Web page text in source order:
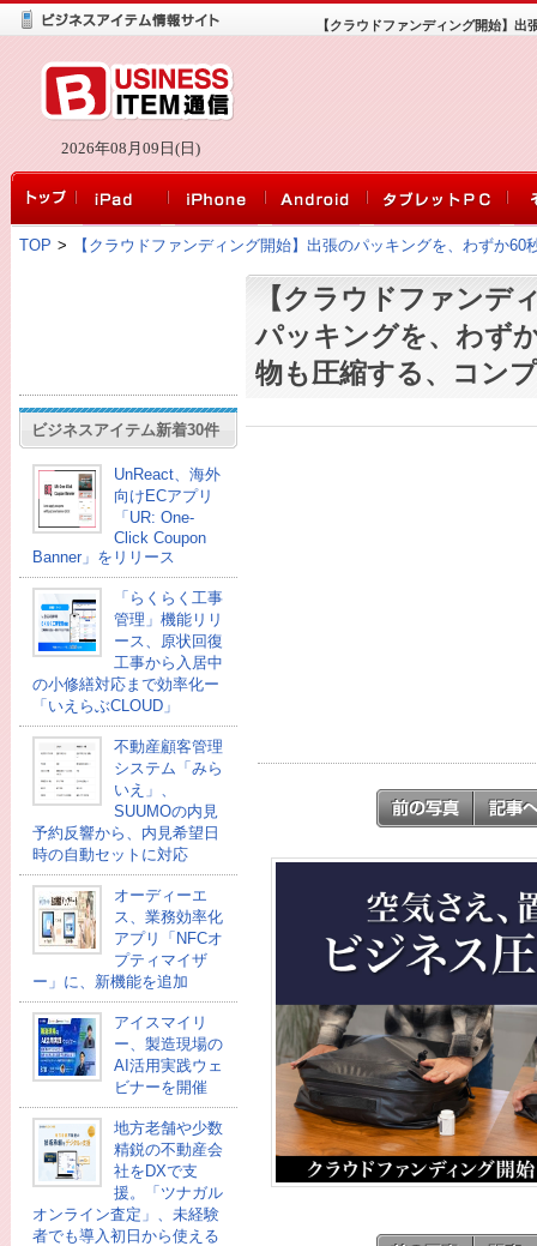
2026年08月09日(日)
【クラウドファンディング開始】
TOP > 【クラウドファンディング開始】出張のパッキングを、わずか
ビジネスアイテム新着30件
UnReact、海外
向けECアプリ
「UR: One-
Click Coupon
Banner」をリリース
「らくらく工事
管理」機能リリ
ース、原状回復
工事から入居中
の小修繕対応まで効率化ー
「いえらぶCLOUD」
不動産顧客管理
システム「みら
いえ」、
SUUMOの内見
予約反響から、内見希望日
時の自動セットに対応
オーディーエ
ス、業務効率化
アプリ「NFCオ
プティマイザ
ー」に、新機能を追加
アイスマイリ
ー、製造現場の
AI活用実践ウェ
ビナーを開催
地方老舗や少数
精鋭の不動産会
社をDXで支
援。「ツナガル
オンライン査定」、未経験
者でも導入初日から使える
【クラウドファンデ
パッキングを、わず
物も圧縮する、コン